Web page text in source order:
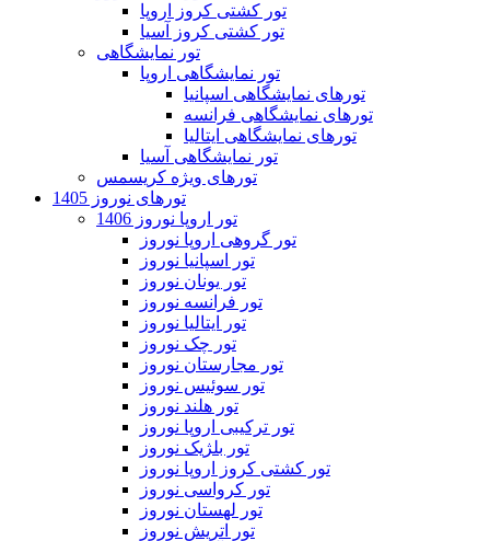
تور کشتی کروز اروپا
تور کشتی کروز آسیا
تور نمایشگاهی
تور نمایشگاهی اروپا
تورهای نمایشگاهی اسپانیا
تورهای نمایشگاهی فرانسه
تورهای نمایشگاهی ایتالیا
تور نمایشگاهی آسیا
تورهای ویژه کریسمس
تورهای نوروز 1405
تور اروپا نوروز 1406
تور گروهی اروپا نوروز
تور اسپانیا نوروز
تور یونان نوروز
تور فرانسه نوروز
تور ایتالیا نوروز
تور چک نوروز
تور مجارستان نوروز
تور سوئیس نوروز
تور هلند نوروز
تور ترکیبی اروپا نوروز
تور بلژیک نوروز
تور کشتی کروز اروپا نوروز
تور کرواسی نوروز
تور لهستان نوروز
تور اتریش نوروز